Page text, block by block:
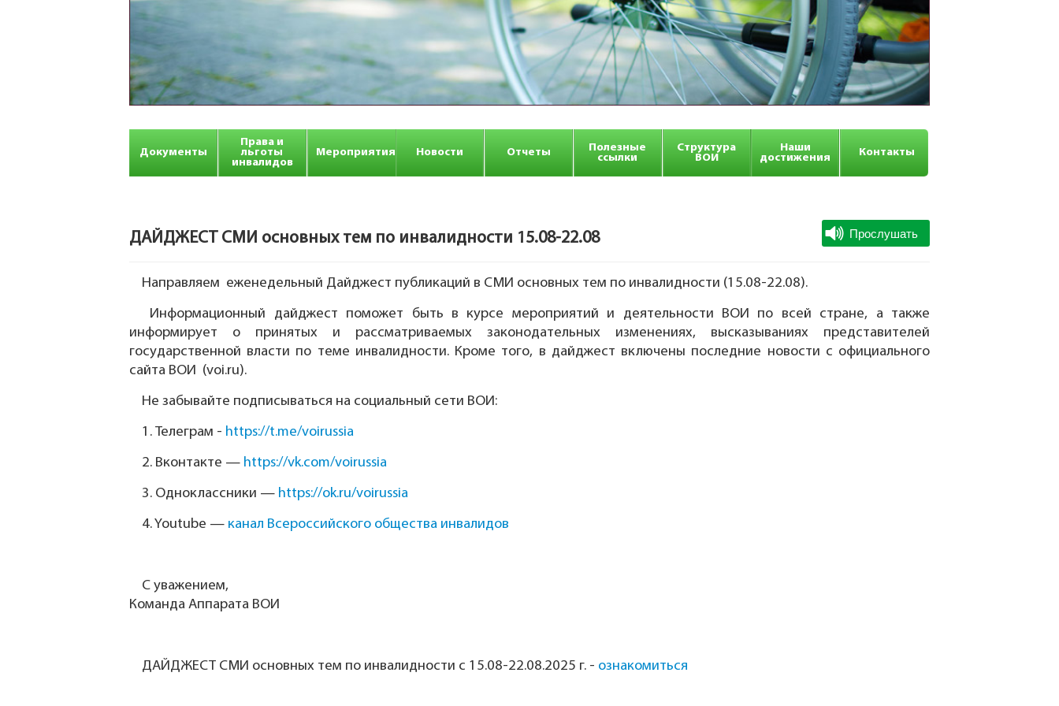
Документы
Права и
льготы
инвалидов
Мероприятия Новости Отчеты
Полезные
ссылки
Структура
ВОИ
Наши
достижения
Контакты
ДАЙДЖЕСТ СМИ основных тем по инвалидности 15.08-22.08
Направляем еженедельный Дайджест публикаций в СМИ основных тем по инвалидности (15.08-22.08).
Информационный дайджест поможет быть в курсе мероприятий и деятельности ВОИ по всей стране, а также
информирует о принятых и рассматриваемых законодательных изменениях, высказываниях представителей
государственной власти по теме инвалидности. Кроме того, в дайджест включены последние новости с официального
сайта ВОИ (voi.ru).
Не забывайте подписываться на социальный сети ВОИ:
1. Телеграм - https://t.me/voirussia
2. Вконтакте — https://vk.com/voirussia
3. Одноклассники — https://ok.ru/voirussia
4.Youtube — канал Всероссийского общества инвалидов
С уважением,
Команда Аппарата ВОИ
ДАЙДЖЕСТ СМИ основных тем по инвалидности с 15.08-22.08.2025 г. - ознакомиться